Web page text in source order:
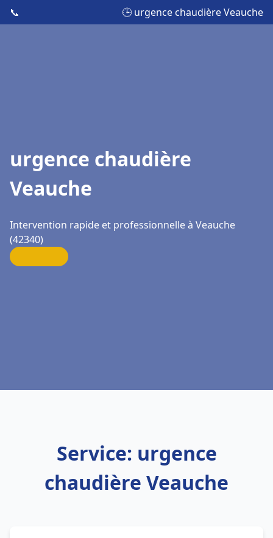
📞 🕒 urgence chaudière Veauche
urgence chaudière
Veauche
Intervention rapide et professionnelle à Veauche
(42340)
Service: urgence
chaudière Veauche